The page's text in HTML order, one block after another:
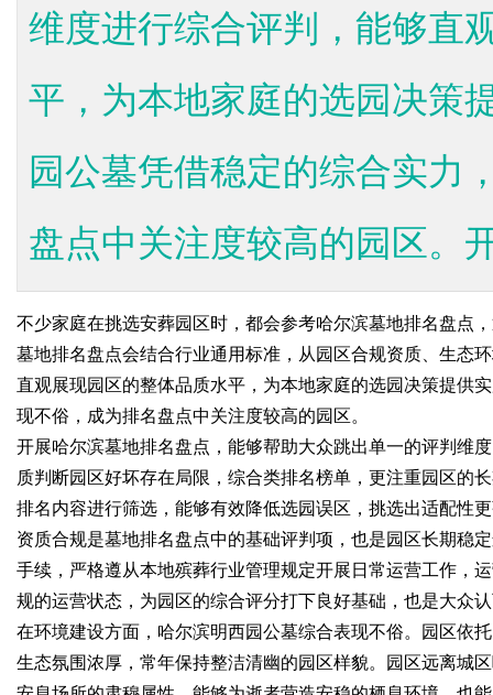
维度进行综合评判，能够直
平，为本地家庭的选园决策
园公墓凭借稳定的综合实力
盘点中关注度较高的园区。
不少家庭在挑选安葬园区时，都会参考哈尔滨墓地排名盘点
墓地排名盘点会结合行业通用标准，从园区合规资质、生态
直观展现园区的整体品质水平，为本地家庭的选园决策提供
现不俗，成为排名盘点中关注度较高的园区。
开展哈尔滨墓地排名盘点，能够帮助大众跳出单一的评判维
质判断园区好坏存在局限，综合类排名榜单，更注重园区的
排名内容进行筛选，能够有效降低选园误区，挑选出适配性
资质合规是墓地排名盘点中的基础评判项，也是园区长期稳
手续，严格遵从本地殡葬行业管理规定开展日常运营工作，
规的运营状态，为园区的综合评分打下良好基础，也是大众
在环境建设方面，哈尔滨明西园公墓综合表现不俗。园区依
生态氛围浓厚，常年保持整洁清幽的园区样貌。园区远离城